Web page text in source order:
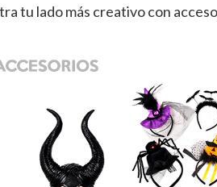
tu lado más creativo con